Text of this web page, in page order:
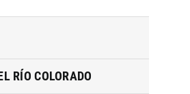
RÍO COLORADO